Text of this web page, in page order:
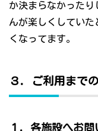
か決まらなかった
んが楽しくしてい
くなってます。
３．ご利用まで
１．各施設へお